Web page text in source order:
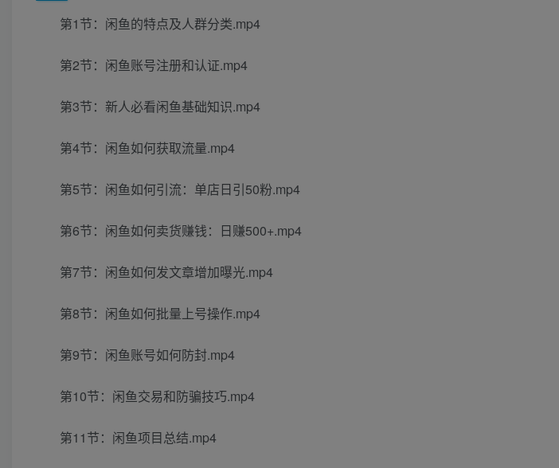
第1节：闲鱼的特点及人群分类.mp4
第2节：闲鱼账号注册和认证.mp4
第3节：新人必看闲鱼基础知识.mp4
第4节：闲鱼如何获取流量.mp4
第5节：闲鱼如何引流：单店日引50粉.mp4
第6节：闲鱼如何卖货赚钱：日赚500+.mp4
第7节：闲鱼如何发文章增加曝光.mp4
第8节：闲鱼如何批量上号操作.mp4
第9节：闲鱼账号如何防封.mp4
第10节：闲鱼交易和防骗技巧.mp4
第11节：闲鱼项目总结.mp4